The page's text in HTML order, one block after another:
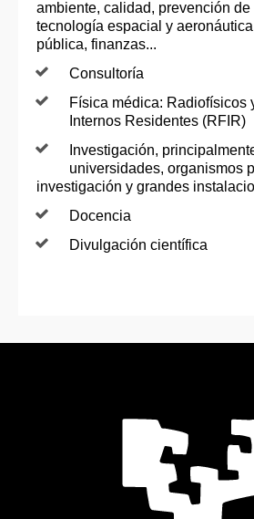
ambiente, calidad, prevención
tecnología espacial y
pública, finanzas...
Consultoría
Física médica: Radiofísicos
Internos Residentes (RFIR)
Investigación,
universidades, organismos
investigación y grandes
Docencia
Divulgación científica